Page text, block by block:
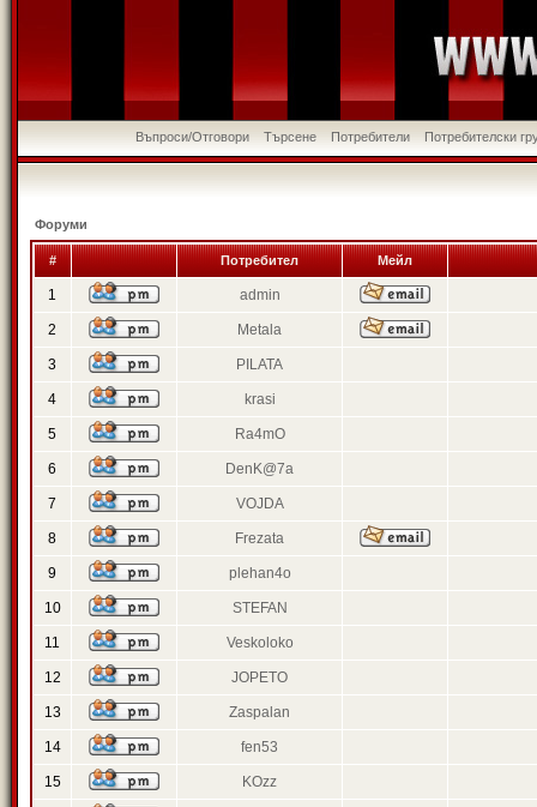
Въпроси/Отговори Търсене Потребители Потребителски
Форуми
# Потребител Мейл
1 admin
2 Metala
3 PILATA
4 krasi
5 Ra4mO
6 DenK@7a
7 VOJDA
8 Frezata
9 plehan4o
10 STEFAN
11 Veskoloko
12 JOPETO
13 Zaspalan
14 fen53
15 KOzz